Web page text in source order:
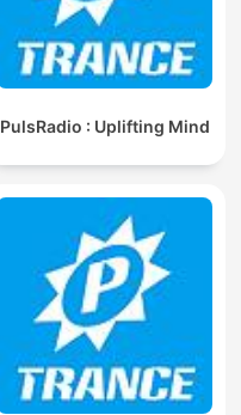
PulsRadio : Uplifting Mind